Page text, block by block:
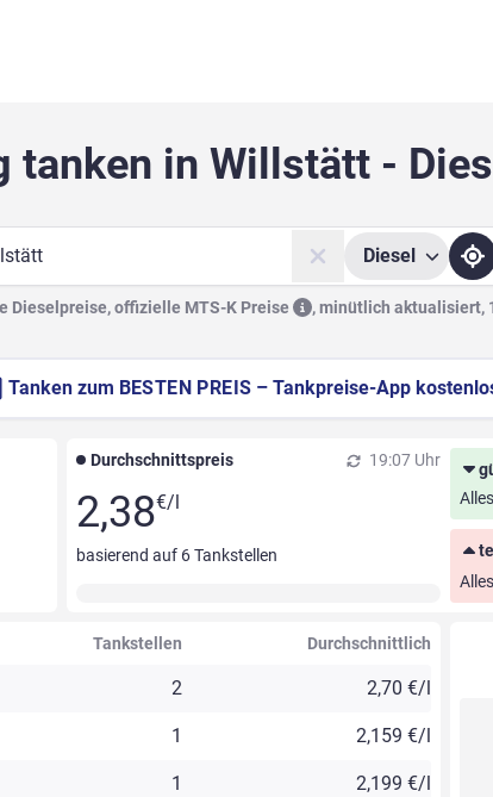
tanken in Willstätt -
Diesel
Dieselpreise, offizielle MTS-K Preise ,minütlich aktualisiert,
Tanken zum BESTEN PREIS – Tankpreise-App
Durchschnittspreis 19:07 Uhr
2,38€/l
basierend auf 6Tankstellen
Tankstellen Durchschnittlich
2 2,70 €/l
1 2,159 €/l
1 2,199 €/l